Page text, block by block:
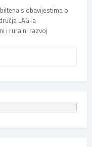
s obavijestima o
LAG-a
i ruralni razvoj